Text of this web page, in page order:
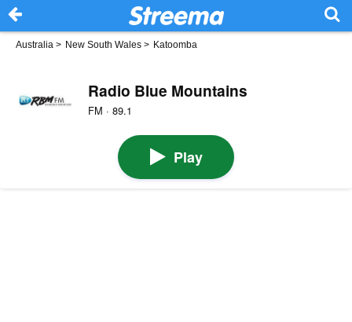
Australia > New South Wales > Katoomba
Radio Blue Mountains
FM · 89.1
Play